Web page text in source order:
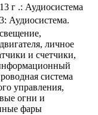
г .: Аудиосистема
Аудиосистема.
личное
и счетчики,
система
управления,
огни и
фары